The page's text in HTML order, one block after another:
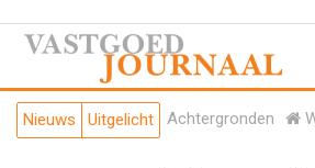
Nieuws Uitgelicht Achtergronden